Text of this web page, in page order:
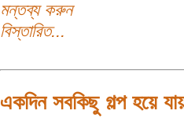
মন্তব্য করুন
বিস্তারিত...
একদিন সবকিছু গল্প হয়ে